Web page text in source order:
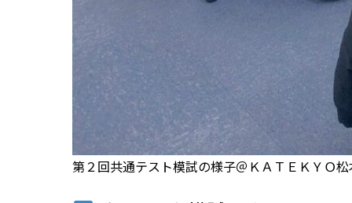
第２回共通テスト模試の様子＠ＫＡＴＥＫＹＯ